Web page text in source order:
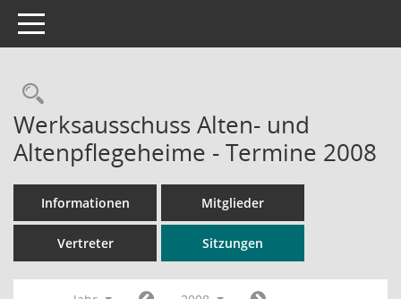
Toggle navigation
Rechercheauswahl
Werksausschuss Alten- und
Altenpflegeheime - Termine 2008
Informationen Mitglieder
Vertreter Sitzungen